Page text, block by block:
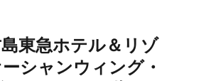
東急ホテル＆リゾ
シャンウィング・